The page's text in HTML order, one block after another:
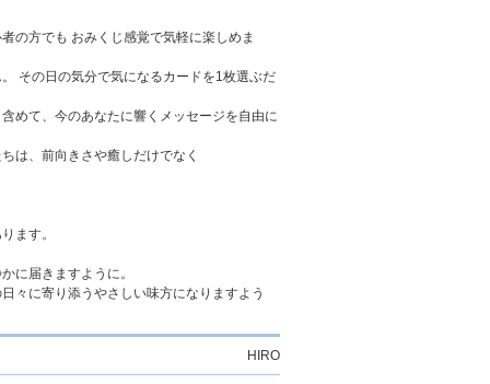
の方でも おみくじ感覚で気軽に楽しめま
その日の気分で気になるカードを1枚選ぶだ
めて、今のあなたに響くメッセージを自由に
は、前向きさや癒しだけでなく
ます。
に届きますように。
々に寄り添うやさしい味方になりますよう
HIRO